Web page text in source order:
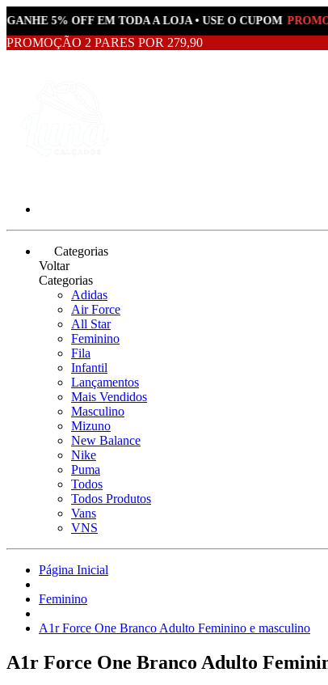
5% OFF EM TODA A LOJA • USE O CUPOM PROMO5
PROMOÇÃO 2 PARES POR 279,90
Categorias
Voltar
Categorias
Adidas
Air Force
All Star
Feminino
Fila
Infantil
Lançamentos
Mais Vendidos
Masculino
Mizuno
New Balance
Nike
Puma
Todos
Todos Produtos
Vans
VNS
Página Inicial
Feminino
A1r Force One Branco Adulto Feminino e masculino
A1r Force One Branco Adulto